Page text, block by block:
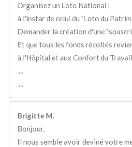
Organisez un Loto National ;
à l'instar de celui du "Loto du
Demander la création d'une
Et que tous les fonds récoltés
à l'Hôpital et aux Confort du Travail
Brigitte M.
Bonjour,
Il nous semble avoir deviné votre